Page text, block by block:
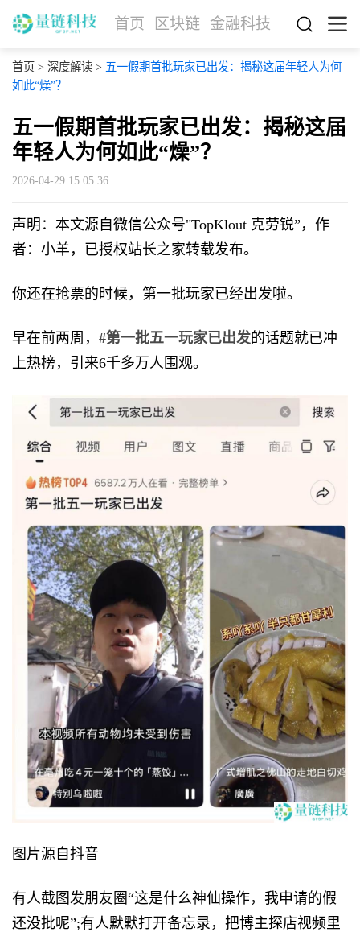
首页 区块链 金融科技
首页 > 深度解读> 五一假期首批玩家已出发：揭秘这届年轻人为何
如此“燥”？
五一假期首批玩家已出发：揭秘这届
年轻人为何如此“燥”？
2026-04-29 15:05:36
声明：本文源自微信公众号"TopKlout 克劳锐”，作
者：小羊，已授权站长之家转载发布。
你还在抢票的时候，第一批玩家已经出发啦。
早在前两周， #第一批五一玩家已出发的话题就已冲
上热榜，引来6千多万人围观。
图片源自抖音
有人截图发朋友圈“这是什么神仙操作，我申请的假
还没批呢”;有人默默打开备忘录，把博主探店视频里